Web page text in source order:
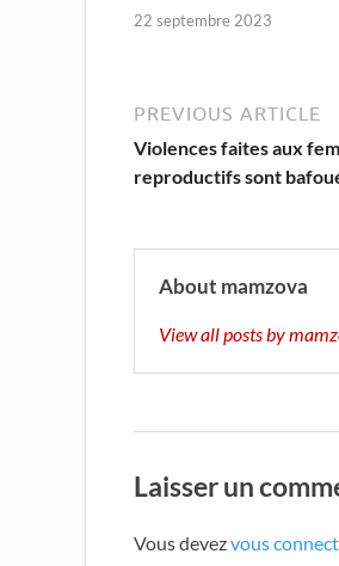
22 septembre 2023
PREVIOUS ARTICLE
Violences faites aux
reproductifs sont
About mamzova
View all posts by
Laisser un
Vous devezvous